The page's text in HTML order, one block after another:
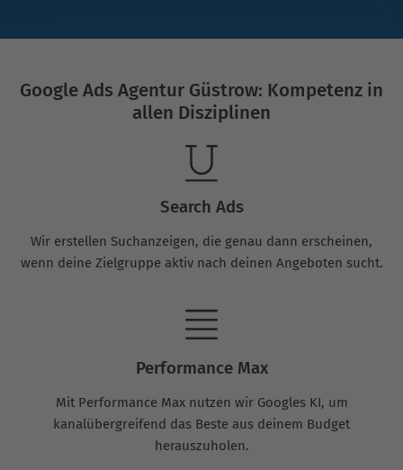
Google Ads Agentur Güstrow: Kompetenz in
allen Disziplinen
Search Ads
Wir erstellen Suchanzeigen, die genau dann erscheinen,
wenn deine Zielgruppe aktiv nach deinen Angeboten sucht.
Performance Max
Mit Performance Max nutzen wir Googles KI, um
kanalübergreifend das Beste aus deinem Budget
herauszuholen.